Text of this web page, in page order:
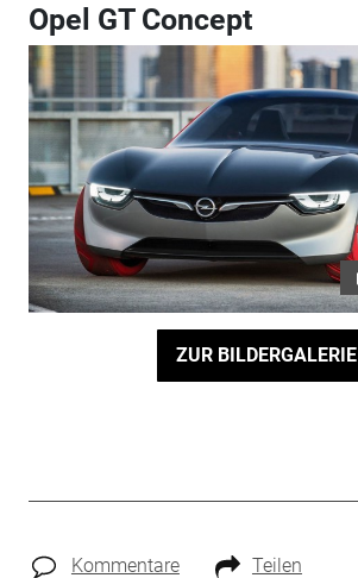
Opel GT Concept
ZUR BILDERGALERIE
Kommentare Teilen